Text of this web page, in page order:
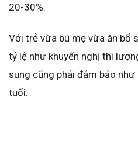
20-30%.
Với trẻ vừa bú mẹ vừa ăn bổ
tỷ lệ như khuyến nghị thì
sung cũng phải đảm bảo
tuổi.